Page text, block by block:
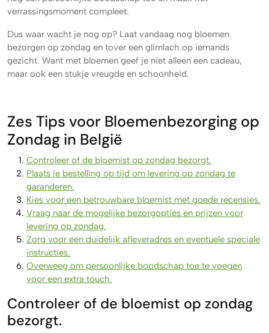
verrassingsmoment compleet.
Dus waar wacht je nog op? Laat vandaag nog bloemen
bezorgen op zondag en tover een glimlach op iemands
gezicht. Want met bloemen geef je niet alleen een cadeau,
maar ook een stukje vreugde en schoonheid.
Zes Tips voor Bloemenbezorging op
Zondag in België
Controleer of de bloemist op zondag bezorgt.
Plaats je bestelling op tijd om levering op zondag te
garanderen.
Kies voor een betrouwbare bloemist met goede recensies.
Vraag naar de mogelijke bezorgopties en prijzen voor
levering op zondag.
Zorg voor een duidelijk afleveradres en eventuele speciale
instructies.
Overweeg om persoonlijke boodschap toe te voegen
voor een extra touch.
Controleer of de bloemist op zondag
bezorgt.